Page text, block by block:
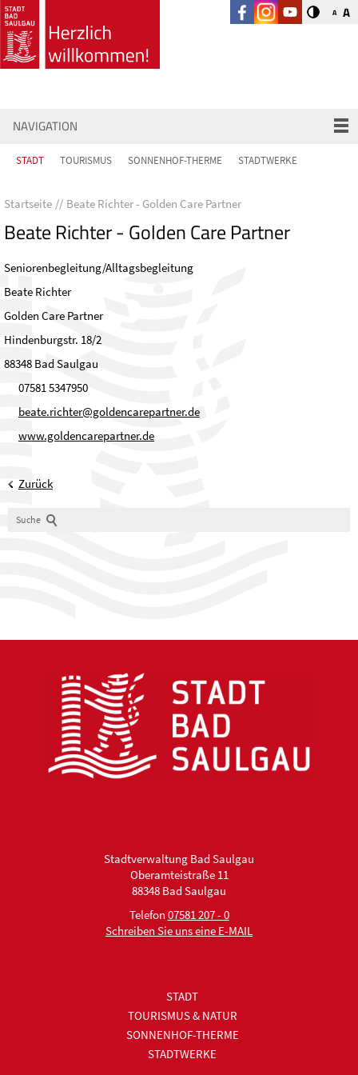
A A
NAVIGATION
STADT TOURISMUS SONNENHOF-THERME STADTWERKE
Startseite Beate Richter - Golden Care Partner
Beate Richter - Golden Care Partner
Seniorenbegleitung/Alltagsbegleitung
Beate Richter
Golden Care Partner
Hindenburgstr. 18/2
88348 Bad Saulgau
07581 5347950
beate.richter@goldencarepartner.de
www.goldencarepartner.de
Zurück
Suche
Stadtverwaltung Bad Saulgau
Oberamteistraße 11
88348 Bad Saulgau
Telefon 07581 207 - 0
Schreiben Sie uns eine E-MAIL
STADT
TOURISMUS & NATUR
SONNENHOF-THERME
STADTWERKE